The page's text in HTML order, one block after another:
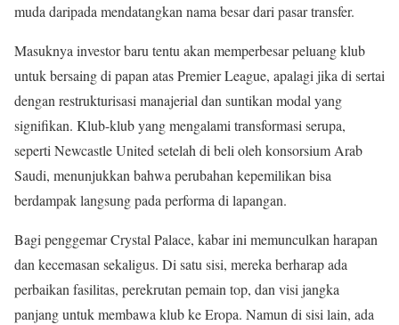
muda daripada mendatangkan nama besar dari pasar transfer.
Masuknya investor baru tentu akan memperbesar peluang klub
untuk bersaing di papan atas Premier League, apalagi jika di sertai
dengan restrukturisasi manajerial dan suntikan modal yang
signifikan. Klub-klub yang mengalami transformasi serupa,
seperti Newcastle United setelah di beli oleh konsorsium Arab
Saudi, menunjukkan bahwa perubahan kepemilikan bisa
berdampak langsung pada performa di lapangan.
Bagi penggemar Crystal Palace, kabar ini memunculkan harapan
dan kecemasan sekaligus. Di satu sisi, mereka berharap ada
perbaikan fasilitas, perekrutan pemain top, dan visi jangka
panjang untuk membawa klub ke Eropa. Namun di sisi lain, ada